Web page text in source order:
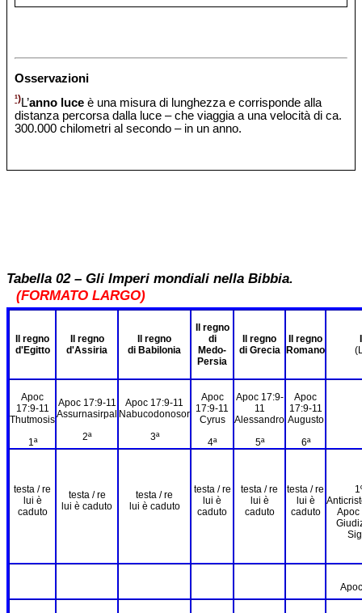
Osservazioni
¹)L’anno luce è una misura di lunghezza e corrisponde alla
distanza percorsa dalla luce – che viaggia a una velocità di ca.
300.000 chilometri al secondo – in un anno.
Tabella 02 – Gli Imperi mondiali nella Bibbia.
(FORMATO LARGO)
Il regno
d'Egitto
Il regno
d'Assiria
Il regno
di Babilonia
Il regno
di
Medo-
Persia
Il regno
di Grecia
Il regno
Romano
Apoc
17:9-11
Thutmosis
1ª
Apoc 17:9-11
Assurnasirpal
2ª
Apoc 17:9-11
Nabucodonosor
3ª
Apoc
17:9-11
Cyrus
4ª
Apoc 17:9-
11
Alessandro
5ª
Apoc
17:9-11
Augusto
6ª
testa / re
lui è
caduto
testa / re
lui è caduto
testa / re
lui è caduto
testa / re
lui è
caduto
testa / re
lui è
caduto
testa / re
lui è
caduto
Apoc